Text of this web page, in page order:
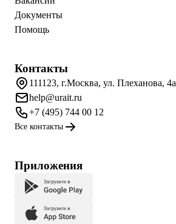
Документы
Помощь
Контакты
111123, г.Москва, ул. Плеханова, 4а
help@urait.ru
+7 (495) 744 00 12
Все контакты
Приложения